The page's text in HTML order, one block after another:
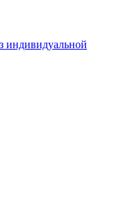
индивидуальной